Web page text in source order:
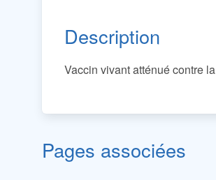
Description
Vaccin vivant atténué contre
Pages associées